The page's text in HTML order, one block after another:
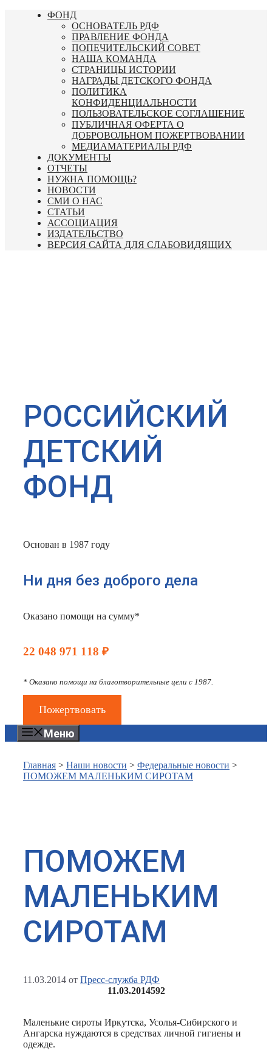
Перейти
ФОНД
ОСНОВАТЕЛЬ РДФ
ПРАВЛЕНИЕ ФОНДА
ПОПЕЧИТЕЛЬСКИЙ СОВЕТ
НАША КОМАНДА
СТРАНИЦЫ ИСТОРИИ
НАГРАДЫ ДЕТСКОГО ФОНДА
ПОЛИТИКА
КОНФИДЕНЦИАЛЬНОСТИ
ПОЛЬЗОВАТЕЛЬСКОЕ СОГЛАШЕНИЕ
ПУБЛИЧНАЯ ОФЕРТА О
ДОБРОВОЛЬНОМ ПОЖЕРТВОВАНИИ
МЕДИАМАТЕРИАЛЫ РДФ
ДОКУМЕНТЫ
ОТЧЕТЫ
НУЖНА ПОМОЩЬ?
НОВОСТИ
СМИ О НАС
СТАТЬИ
АССОЦИАЦИЯ
ИЗДАТЕЛЬСТВО
ВЕРСИЯ САЙТА ДЛЯ СЛАБОВИДЯЩИХ
РОССИЙСКИЙ
ДЕТСКИЙ
ФОНД
Основан в 1987 году
Ни дня без доброго дела
Оказано помощи на сумму*
22 048 971 118 ₽
* Оказано помощи на благотворительные цели с 1987.
Пожертвовать
Меню
Главная > Наши новости > Федеральные новости >
ПОМОЖЕМ МАЛЕНЬКИМ СИРОТАМ
ПОМОЖЕМ
МАЛЕНЬКИМ
СИРОТАМ
11.03.2014 от Пресс-служба РДФ
11.03.2014592
Маленькие сироты Иркутска, Усолья-Сибирского и
Ангарска нуждаются в средствах личной гигиены и
одежде.